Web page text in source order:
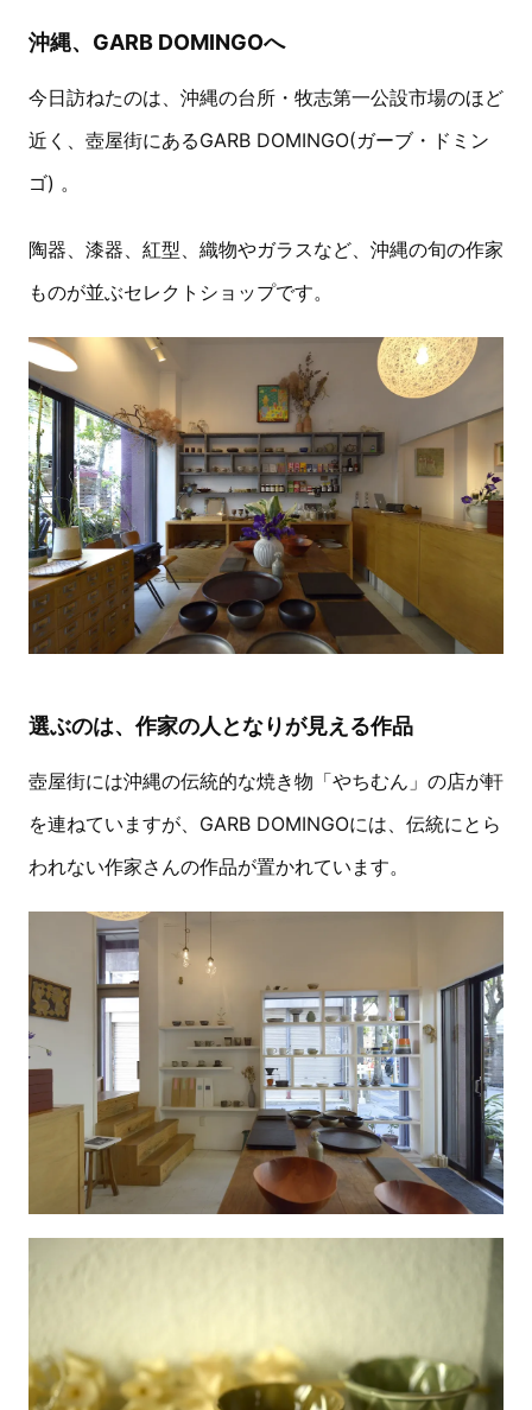
沖縄、GARB DOMINGOへ
今日訪ねたのは、沖縄の台所・牧志第一公設市場のほど
近く、壺屋街にあるGARB DOMINGO(ガーブ・ドミン
ゴ) 。
陶器、漆器、紅型、織物やガラスなど、沖縄の旬の作家
ものが並ぶセレクトショップです。
選ぶのは、作家の人となりが見える作品
壺屋街には沖縄の伝統的な焼き物「やちむん」の店が軒
を連ねていますが、GARB DOMINGOには、伝統にとら
われない作家さんの作品が置かれています。